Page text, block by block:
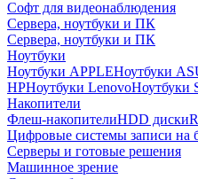
Софт для видеонаблюдения
Сервера, ноутбуки и ПК
Сервера, ноутбуки и ПК
Ноутбуки
Ноутбуки APPLEНоутбуки
HPНоутбуки LenovoНоутбуки
Накопители
Флеш-накопителиHDD диски
Цифровые системы записи на
Серверы и готовые решения
Машинное зрение